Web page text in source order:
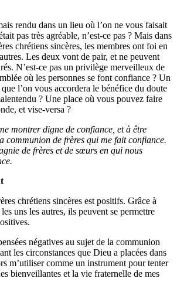
rendu dans un lieu où l’on ne vous faisait
pas très agréable, n’est-ce pas ? Mais dans
chrétiens sincères, les membres ont foi en
Les deux vont de pair, et ne peuvent
N’est-ce pas un privilège merveilleux de
où les personnes se font confiance ? Un
l’on vous accordera le bénéfice du doute
? Une place où vous pouvez faire
et vise-versa ?
montrer digne de confiance, et à être
communion de frères qui me fait confiance.
de frères et de sœurs en qui nous
chrétiens sincères est positifs. Grâce à
uns les autres, ils peuvent se permettre
négatives au sujet de la communion
les circonstances que Dieu a placées dans
m’utiliser comme un instrument pour tenter
bienveillantes et la vie fraternelle de mes